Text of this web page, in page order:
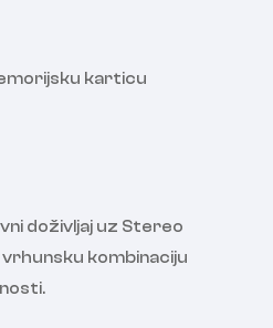
karticu
doživljaj uz Stereo
vrhunsku kombinaciju